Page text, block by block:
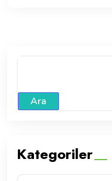
Ara
Kategoriler